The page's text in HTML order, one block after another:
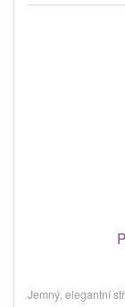
Jemný, elegantní